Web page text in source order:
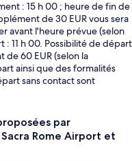
: 15 h 00 ; heure de fin de
de 30 EUR vous sera
avant l'heure prévue (selon
11 h 00. Possibilité de départ
60 EUR (selon la
ainsi que des formalités
sans contact sont
par
Rome Airport et